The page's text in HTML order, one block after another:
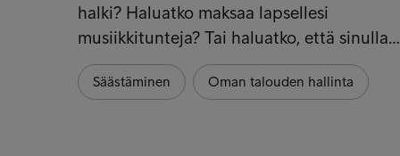
halki? Haluatko maksaa lapsellesi
musiikkitunteja? Tai haluatko, että sinulla…
Säästäminen Oman talouden hallinta